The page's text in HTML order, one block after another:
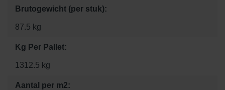
Brutogewicht (per stuk):
87.5 kg
Kg Per Pallet:
1312.5 kg
Aantal per m2: